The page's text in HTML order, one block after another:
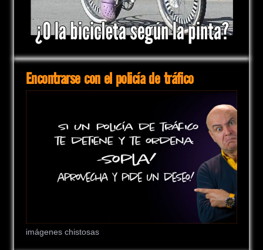
Encontrarse con el policía de tráfico
imágenes chistosas